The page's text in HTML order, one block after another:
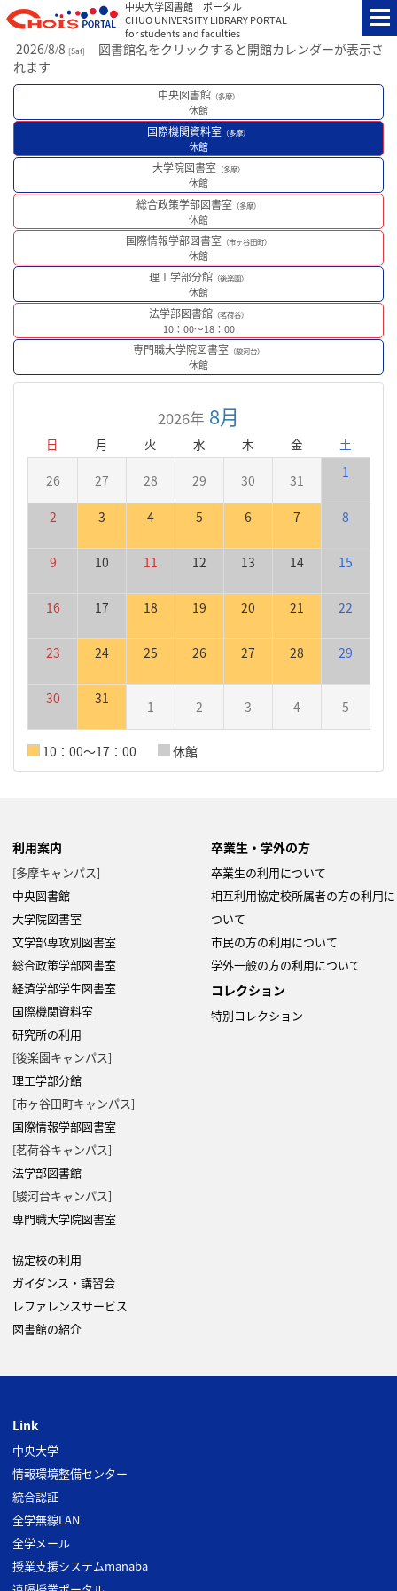
中央大学図書館 ポータル
CHUO UNIVERSITY LIBRARY PORTAL
for students and faculties
2026/8/8 [Sat]
図書館名をクリックすると開館カレンダーが表示さ
れます
中央図書館 （多摩）
休館
国際機関資料室 （多摩）
休館
大学院図書室 （多摩）
休館
総合政策学部図書室 （多摩）
休館
国際情報学部図書室 （市ヶ谷田町）
休館
理工学部分館 （後楽園）
休館
法学部図書館 （茗荷谷）
10：00～18：00
専門職大学院図書室 （駿河台）
休館
2026年 8月
日 月 火 水 木 金 土
26 27 28 29 30 31 1
2 3 4 5 6 7 8
9 10 11 12 13 14 15
16 17 18 19 20 21 22
23 24 25 26 27 28 29
30 31 1 2 3 4 5
10：00～17：00 休館
利用案内
[多摩キャンパス]
中央図書館
大学院図書室
文学部専攻別図書室
総合政策学部図書室
経済学部学生図書室
国際機関資料室
研究所の利用
[後楽園キャンパス]
理工学部分館
[市ヶ谷田町キャンパス]
国際情報学部図書室
[茗荷谷キャンパス]
法学部図書館
[駿河台キャンパス]
専門職大学院図書室
協定校の利用
ガイダンス・講習会
レファレンスサービス
図書館の紹介
卒業生・学外の方
卒業生の利用について
相互利用協定校所属者の方の利用に
ついて
市民の方の利用について
学外一般の方の利用について
コレクション
特別コレクション
Link
中央大学
情報環境整備センター
統合認証
全学無線LAN
全学メール
授業支援システムmanaba
Copyright 2022- Fujitsu Japan Limited